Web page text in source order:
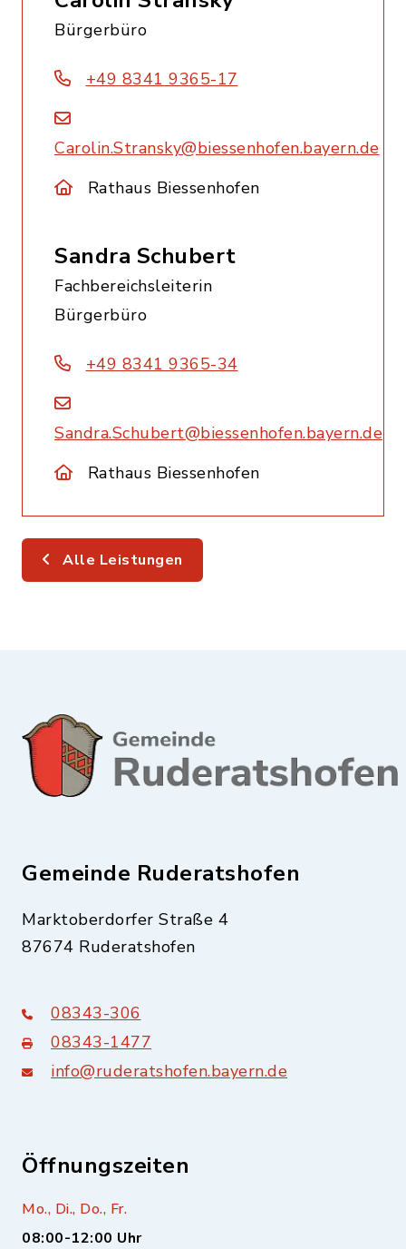
Bürgerbüro
+49 8341 9365-17
Carolin.Stransky@biessenhofen.bayern.de
Rathaus Biessenhofen
Sandra Schubert
Fachbereichsleiterin
Bürgerbüro
+49 8341 9365-34
Sandra.Schubert@biessenhofen.bayern.de
Rathaus Biessenhofen
Alle Leistungen
Gemeinde Ruderatshofen
Marktoberdorfer Straße 4
87674 Ruderatshofen
08343-306
08343-1477
info@ruderatshofen.bayern.de
Öffnungszeiten
Mo., Di., Do., Fr.
08:00-12:00 Uhr